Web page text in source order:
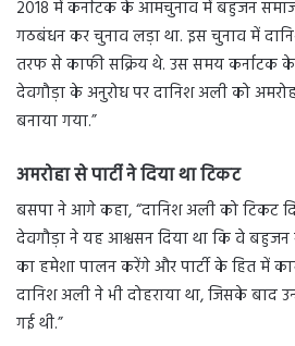
2018 में कर्नाटक के आमचुनाव में बहुजन समाज
गठबंधन कर चुनाव लड़ा था. इस चुनाव में
तरफ से काफी सक्रिय थे. उस समय कर्नाटक
देवगौड़ा के अनुरोध पर दानिश अली को
बनाया गया.”
अमरोहा से पार्टी ने दिया था टिकट
बसपा ने आगे कहा, “दानिश अली को टिकट
देवगौड़ा ने यह आश्वसन दिया था कि वे बहुजन
का हमेशा पालन करेंगे और पार्टी के हित में
दानिश अली ने भी दोहराया था, जिसके बाद
गई थी.”